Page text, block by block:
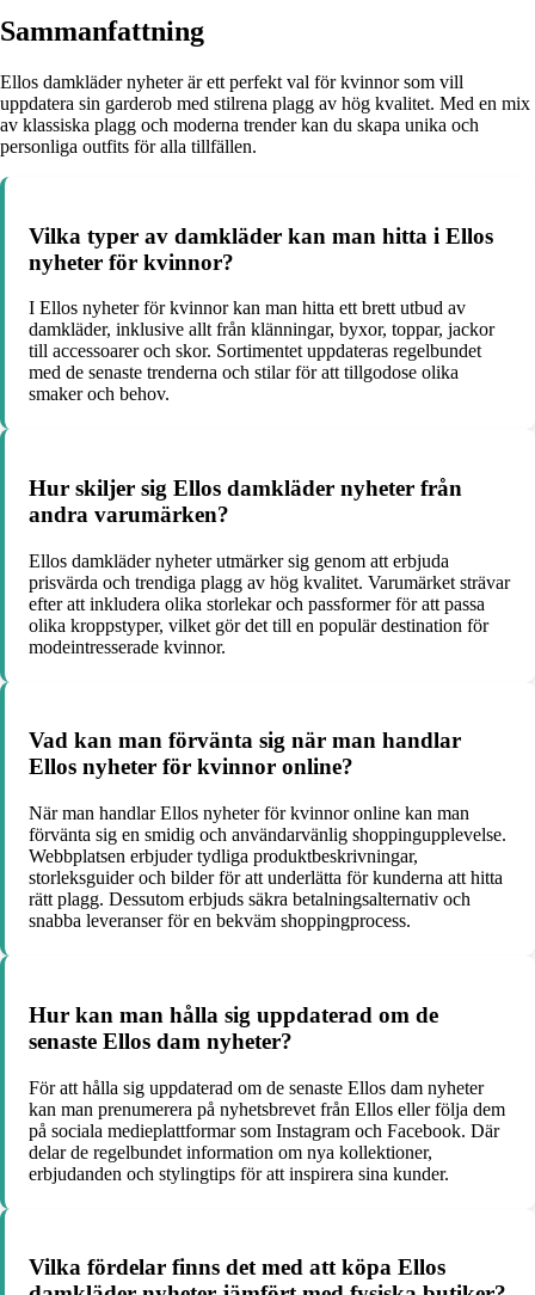
Sammanfattning
Ellos damkläder nyheter är ett perfekt val för kvinnor som vill
uppdatera sin garderob med stilrena plagg av hög kvalitet. Med en mix
av klassiska plagg och moderna trender kan du skapa unika och
personliga outfits för alla tillfällen.
Vilka typer av damkläder kan man hitta i Ellos
nyheter för kvinnor?
I Ellos nyheter för kvinnor kan man hitta ett brett utbud av
damkläder, inklusive allt från klänningar, byxor, toppar, jackor
till accessoarer och skor. Sortimentet uppdateras regelbundet
med de senaste trenderna och stilar för att tillgodose olika
smaker och behov.
Hur skiljer sig Ellos damkläder nyheter från
andra varumärken?
Ellos damkläder nyheter utmärker sig genom att erbjuda
prisvärda och trendiga plagg av hög kvalitet. Varumärket strävar
efter att inkludera olika storlekar och passformer för att passa
olika kroppstyper, vilket gör det till en populär destination för
modeintresserade kvinnor.
Vad kan man förvänta sig när man handlar
Ellos nyheter för kvinnor online?
När man handlar Ellos nyheter för kvinnor online kan man
förvänta sig en smidig och användarvänlig shoppingupplevelse.
Webbplatsen erbjuder tydliga produktbeskrivningar,
storleksguider och bilder för att underlätta för kunderna att hitta
rätt plagg. Dessutom erbjuds säkra betalningsalternativ och
snabba leveranser för en bekväm shoppingprocess.
Hur kan man hålla sig uppdaterad om de
senaste Ellos dam nyheter?
För att hålla sig uppdaterad om de senaste Ellos dam nyheter
kan man prenumerera på nyhetsbrevet från Ellos eller följa dem
på sociala medieplattformar som Instagram och Facebook. Där
delar de regelbundet information om nya kollektioner,
erbjudanden och stylingtips för att inspirera sina kunder.
Vilka fördelar finns det med att köpa Ellos